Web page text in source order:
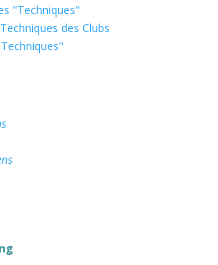
"Techniques"
des Clubs